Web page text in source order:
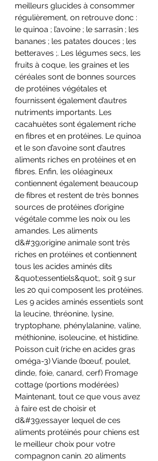
meilleurs glucides à consommer
régulièrement, on retrouve donc :
le quinoa ; l’avoine ; le sarrasin ; les
bananes ; les patates douces ; les
betteraves ;. Les légumes secs, les
fruits à coque, les graines et les
céréales sont de bonnes sources
de protéines végétales et
fournissent également d’autres
nutriments importants. Les
cacahuètes sont également riche
en fibres et en protéines. Le quinoa
et le son d’avoine sont d’autres
aliments riches en protéines et en
fibres. Enfin, les oléagineux
contiennent également beaucoup
de fibres et restent de très bonnes
sources de protéines d’origine
végétale comme les noix ou les
amandes. Les aliments
d&#39;origine animale sont très
riches en protéines et contiennent
tous les acides aminés dits
&quot;essentiels&quot;, soit 9 sur
les 20 qui composent les protéines.
Les 9 acides aminés essentiels sont
la leucine, thréonine, lysine,
tryptophane, phénylalanine, valine,
méthionine, isoleucine, et histidine.
Poisson cuit (riche en acides gras
oméga-3) Viande (bœuf, poulet,
dinde, foie, canard, cerf) Fromage
cottage (portions modérées)
Maintenant, tout ce que vous avez
à faire est de choisir et
d&#39;essayer lequel de ces
aliments protéinés pour chiens est
le meilleur choix pour votre
compagnon canin. 20 aliments